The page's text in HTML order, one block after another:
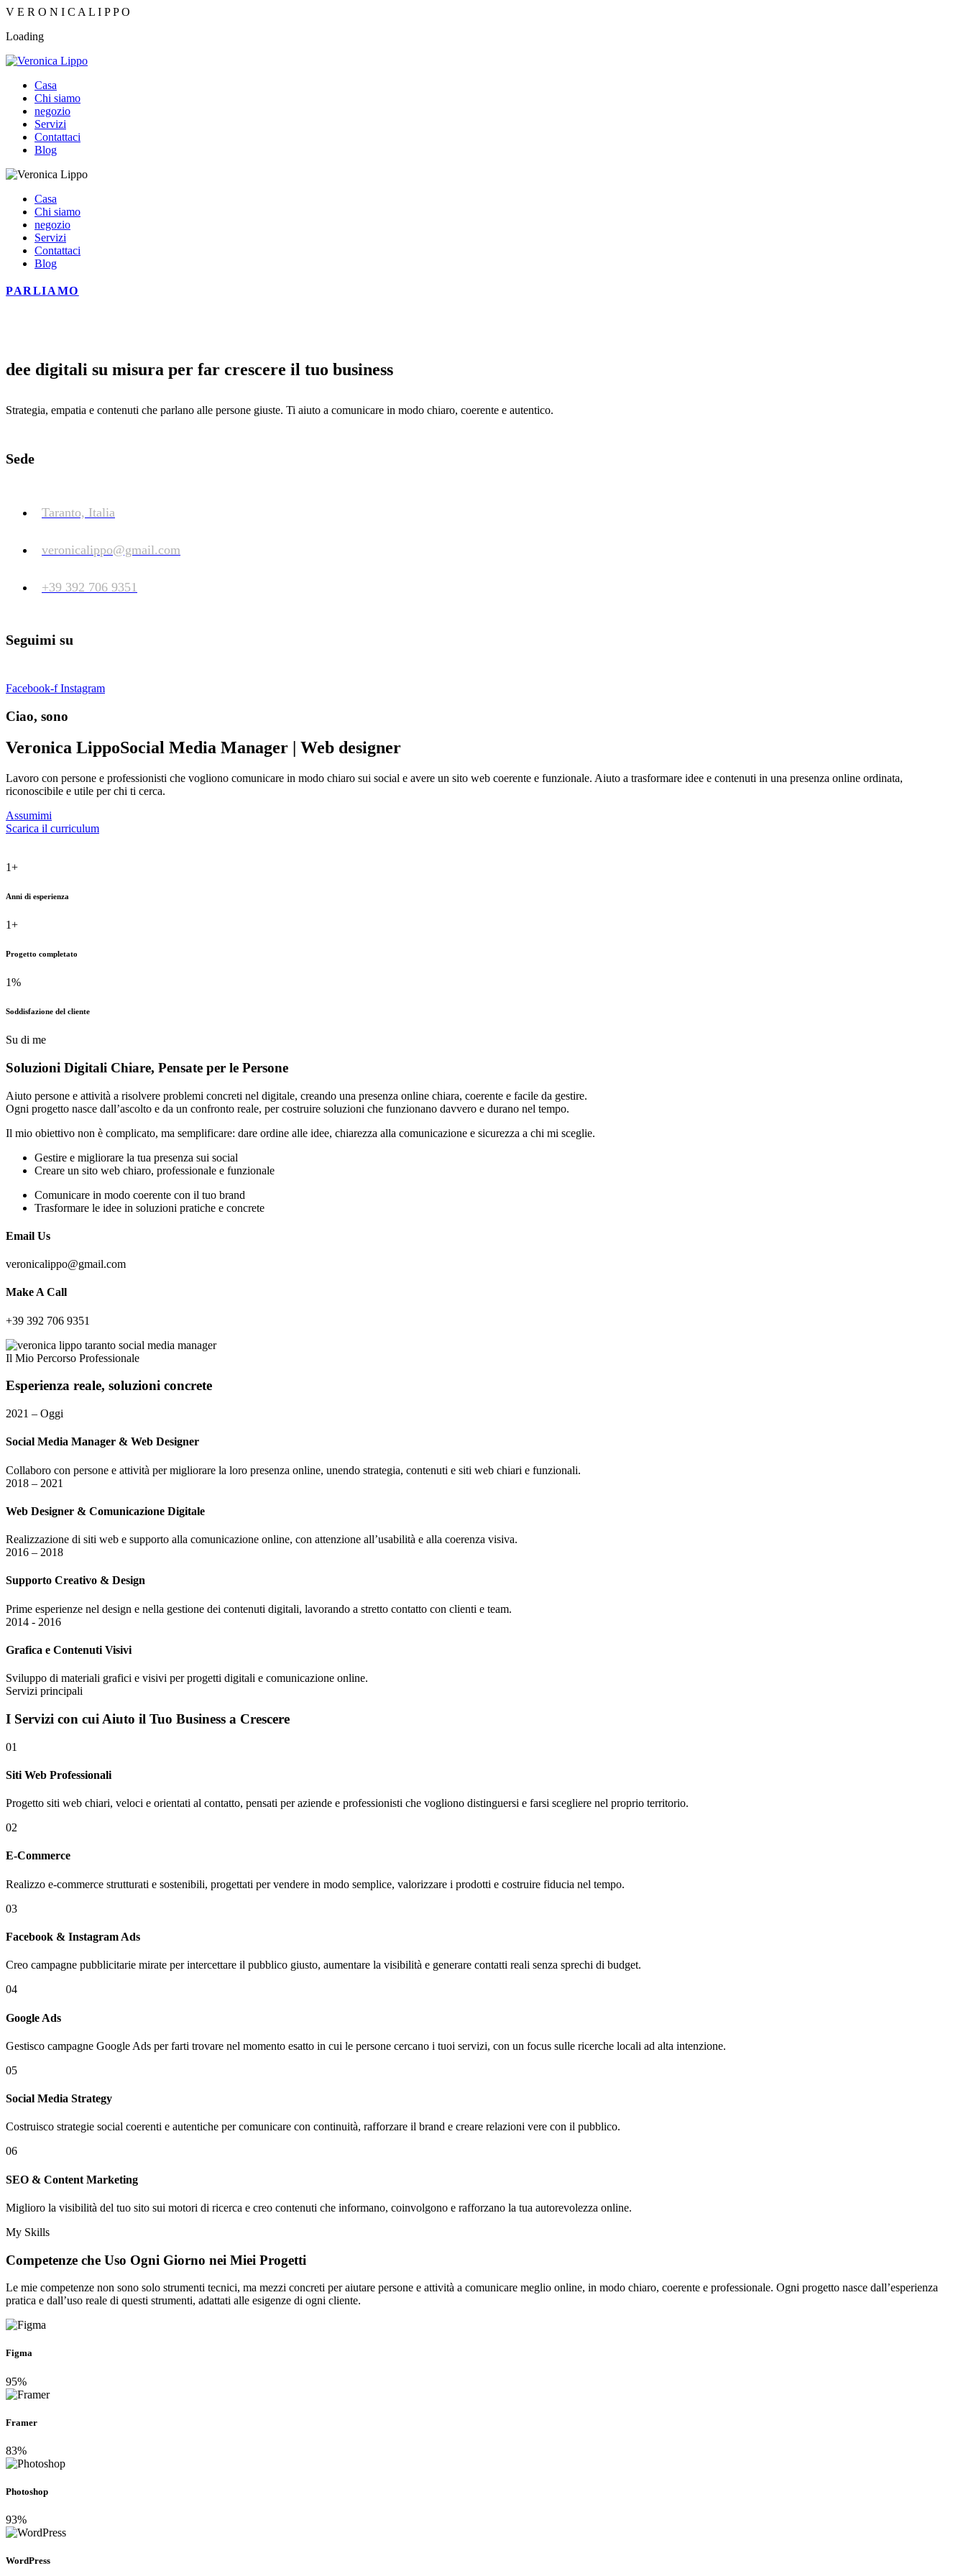
V E R O N I C A L I PPO
Loading
Casa
Chi siamo
negozio
Servizi
Contattaci
Blog
Casa
Chi siamo
negozio
Servizi
Contattaci
Blog
PARLIAMO
dee digitali su misura per far crescere il tuo business
Strategia, empatia e contenuti che parlano alle persone giuste. Ti aiuto a comunicare in modo chiaro, coerente e autentico.
Sede
Taranto, Italia
veronicalippo@gmail.com
+39 392 706 9351
Seguimi su
Facebook-f Instagram
Ciao, sono
Veronica LippoSocial Media Manager | Web designer
Lavoro con persone e professionisti che vogliono comunicare in modo chiaro sui social e avere un sito web coerente e funzionale. Aiuto a trasformare idee e contenuti in una presenza online ordinata,
riconoscibile e utile per chi ti cerca.
Assumimi
Scarica il curriculum
1+
Anni di esperienza
1+
Progetto completato
1%
Soddisfazione del cliente
Su di me
Soluzioni Digitali Chiare, Pensate per le Persone
Aiuto persone e attività a risolvere problemi concreti nel digitale, creando una presenza online chiara, coerente e facile da gestire.
Ogni progetto nasce dall’ascolto e da un confronto reale, per costruire soluzioni che funzionano davvero e durano nel tempo.
Il mio obiettivo non è complicato, ma semplificare: dare ordine alle idee, chiarezza alla comunicazione e sicurezza a chi mi sceglie.
Gestire e migliorare la tua presenza sui social
Creare un sito web chiaro, professionale e funzionale
Comunicare in modo coerente con il tuo brand
Trasformare le idee in soluzioni pratiche e concrete
Email Us
veronicalippo@gmail.com
Make A Call
+39 392 706 9351
Il Mio Percorso Professionale
Esperienza reale, soluzioni concrete
2021 – Oggi
Social Media Manager & Web Designer
Collaboro con persone e attività per migliorare la loro presenza online, unendo strategia, contenuti e siti web chiari e funzionali.
2018 – 2021
Web Designer & Comunicazione Digitale
Realizzazione di siti web e supporto alla comunicazione online, con attenzione all’usabilità e alla coerenza visiva.
2016 – 2018
Supporto Creativo & Design
Prime esperienze nel design e nella gestione dei contenuti digitali, lavorando a stretto contatto con clienti e team.
2014 - 2016
Grafica e Contenuti Visivi
Sviluppo di materiali grafici e visivi per progetti digitali e comunicazione online.
Servizi principali
I Servizi con cui Aiuto il Tuo Business a Crescere
01
Siti Web Professionali
Progetto siti web chiari, veloci e orientati al contatto, pensati per aziende e professionisti che vogliono distinguersi e farsi scegliere nel proprio territorio.
02
E-Commerce
Realizzo e-commerce strutturati e sostenibili, progettati per vendere in modo semplice, valorizzare i prodotti e costruire fiducia nel tempo.
03
Facebook & Instagram Ads
Creo campagne pubblicitarie mirate per intercettare il pubblico giusto, aumentare la visibilità e generare contatti reali senza sprechi di budget.
04
Google Ads
Gestisco campagne Google Ads per farti trovare nel momento esatto in cui le persone cercano i tuoi servizi, con un focus sulle ricerche locali ad alta intenzione.
05
Social Media Strategy
Costruisco strategie social coerenti e autentiche per comunicare con continuità, rafforzare il brand e creare relazioni vere con il pubblico.
06
SEO & Content Marketing
Miglioro la visibilità del tuo sito sui motori di ricerca e creo contenuti che informano, coinvolgono e rafforzano la tua autorevolezza online.
My Skills
Competenze che Uso Ogni Giorno nei Miei Progetti
Le mie competenze non sono solo strumenti tecnici, ma mezzi concreti per aiutare persone e attività a comunicare meglio online, in modo chiaro, coerente e professionale. Ogni progetto nasce dall’esperienza
pratica e dall’uso reale di questi strumenti, adattati alle esigenze di ogni cliente.
Figma
95%
Framer
83%
Photoshop
93%
WordPress